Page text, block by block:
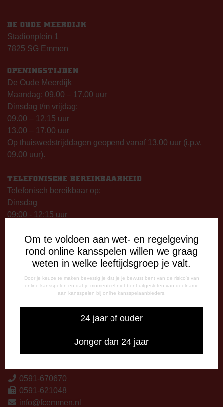
Om te voldoen aan wet- en regelgeving
rond online kansspelen willen we graag
weten in welke leeftijdsgroep je valt.
Door je keuze te maken bevestig je dat je je bewust bent van de risico's van
online kansspelen en dat je momenteel niet bent uitgesloten van deelname
aan kansspelen bij online kansspelaanbieders.
24 jaar of ouder
Jonger dan 24 jaar
DE OUDE MEERDIJK
Stadionplein 1
7825 SG Emmen
OPENINGSTIJDEN
De Oude Meerdijk
Maandag: 09.00 – 17.00 uur
Dinsdag t/m vrijdag:
09.00 – 12.15 uur
13.00 – 17.00 uur
Op thuiswedstrijddagen geopend vanaf 13.00 uur (i.p.v.
09.00 uur).
TELEFONISCHE BEREIKBAARHEID
Telefonisch bereikbaar op:
Dinsdag
09:00 - 12:15 uur
Woensdag
13:00 - 17:00 uur
09:00 - 12:15 uur
13:00 - 17:00 uur
Op thuiswedstrijddagen bereikbaar vanaf 13:00 - 20:00 uur
CORRESPONDENTIE-ADRES
CONTACT
0591-670670
0591-621048
info@fcemmen.nl